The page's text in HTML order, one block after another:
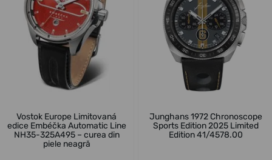
Vostok Europe Limitovaná
edice Embéčka Automatic Line
NH35-325A495 – curea din
piele neagră
Junghans 1972 Chronoscope
Sports Edition 2025 Limited
Edition 41/4578.00